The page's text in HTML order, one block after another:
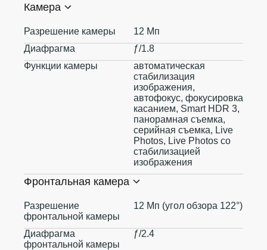
Камера
Разрешение камеры
12 Мп
Диафрагма
ƒ/1.8
Функции камеры
автоматическая
стабилизация
изображения,
автофокус, фокусировка
касанием, Smart HDR 3,
панорамная съемка,
серийная съемка, Live
Photos, Live Photos со
стабилизацией
изображения
Фронтальная камера
Разрешение
фронтальной камеры
12 Мп (угол обзора 122°)
Диафрагма
фронтальной камеры
ƒ/2.4